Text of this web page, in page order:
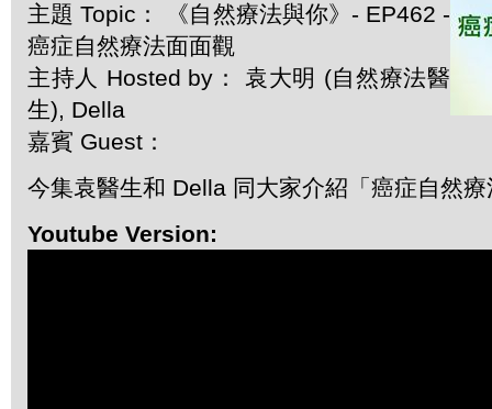
主題 Topic： 《自然療法與你》- EP462 -
癌症自然療法面面觀
主持人 Hosted by： 袁大明 (自然療法醫
生), Della
嘉賓 Guest：
今集袁醫生和 Della 同大家介紹「癌症自然
Youtube Version: